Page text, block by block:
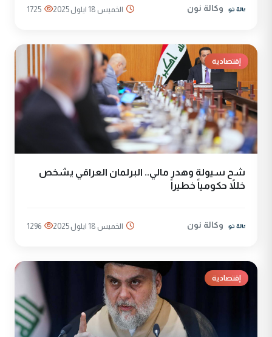
وكالة نون الخميس 18 ايلول 2025 1725
إقتصادية
شح سيولة وهدر مالي.. البرلمان العراقي يشخص
خللاً حكومياً خطيراً
وكالة نون الخميس 18 ايلول 2025 1296
إقتصادية